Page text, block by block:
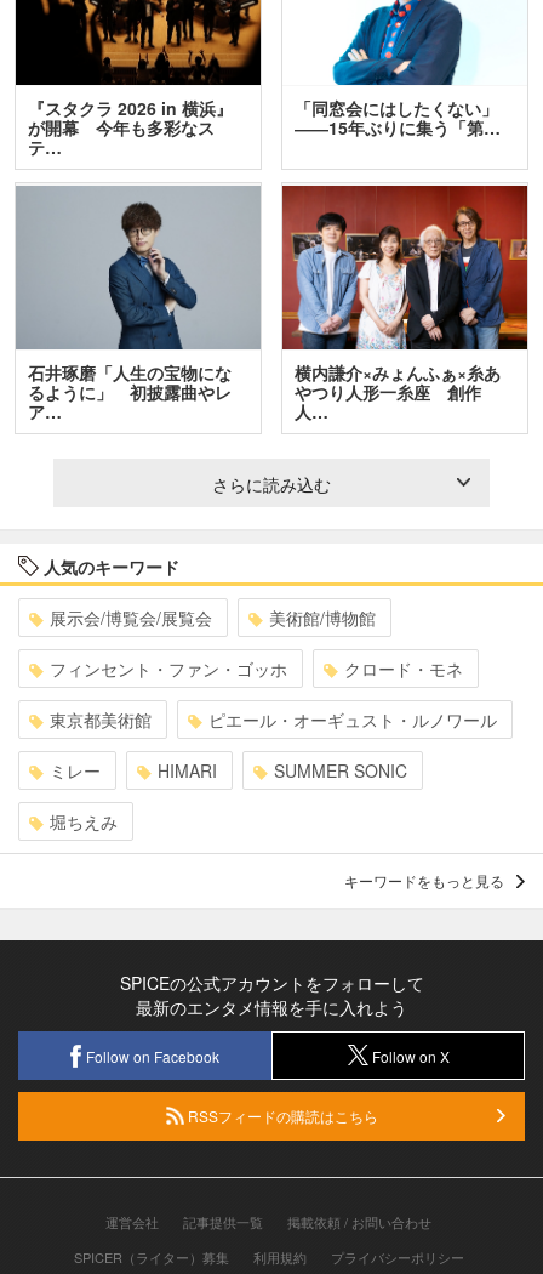
『スタクラ 2026 in 横浜』
が開幕 今年も多彩なス
テ…
「同窓会にはしたくない」
――15年ぶりに集う「第…
石井琢磨「人生の宝物にな
るように」 初披露曲やレ
ア…
横内謙介×みょんふぁ×糸あ
やつり人形一糸座 創作
人…
さらに読み込む
人気のキーワード
展示会/博覧会/展覧会 美術館/博物館
フィンセント・ファン・ゴッホ クロード・モネ
東京都美術館 ピエール・オーギュスト・ルノワール
ミレー HIMARI SUMMER SONIC
堀ちえみ
キーワードをもっと見る
SPICEの公式アカウントをフォローして
最新のエンタメ情報を手に入れよう
Follow on Facebook Follow on X
RSSフィードの購読はこちら
運営会社 記事提供一覧
掲載依頼 / お問い合わせ
SPICER（ライター）募集
利用規約 プライバシーポリシー